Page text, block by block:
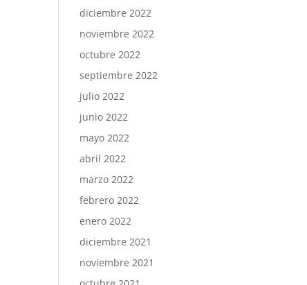
diciembre 2022
noviembre 2022
octubre 2022
septiembre 2022
julio 2022
junio 2022
mayo 2022
abril 2022
marzo 2022
febrero 2022
enero 2022
diciembre 2021
noviembre 2021